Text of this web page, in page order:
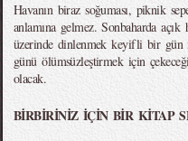
Havanın biraz soğuması, piknik
anlamına gelmez. Sonbaharda
üzerinde dinlenmek keyifli bir
günü ölümsüzleştirmek için
olacak.
BİRBİRİNİZ İÇİN BİR KİTAP